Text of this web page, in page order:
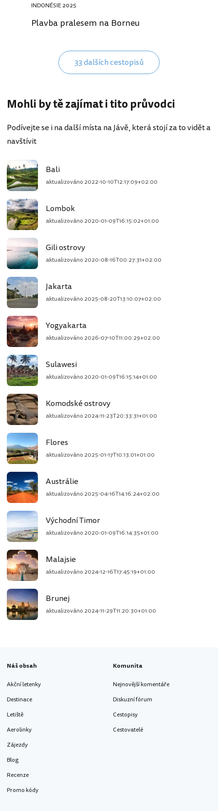
INDONÉSIE 2025
Plavba pralesem na Borneu
33 dalších cestopisů
Mohli by tě zajímat i tito průvodci
Podívejte se i na další místa na Jávě, která stojí za to vidět a
navštívit
Bali
aktualizováno 2022-10-10T12:17:09+02:00
Lombok
aktualizováno 2020-01-09T16:15:02+01:00
Gili ostrovy
aktualizováno 2020-08-16T00:27:31+02:00
Jakarta
aktualizováno 2025-08-20T13:10:07+02:00
Yogyakarta
aktualizováno 2026-07-10T11:00:29+02:00
Sulawesi
aktualizováno 2020-01-09T16:15:14+01:00
Komodské ostrovy
aktualizováno 2024-11-23T20:33:31+01:00
Flores
aktualizováno 2025-01-17T10:13:01+01:00
Austrálie
aktualizováno 2025-04-16T14:16:24+02:00
Východní Timor
aktualizováno 2020-01-09T16:14:35+01:00
Malajsie
aktualizováno 2024-12-16T17:45:19+01:00
Brunej
aktualizováno 2024-11-29T11:20:30+01:00
Náš obsah
Akční letenky
Destinace
Letiště
Aerolinky
Zájezdy
Blog
Recenze
Promo kódy
Komunita
Nejnovější komentáře
Diskuzní fórum
Cestopisy
Cestovatelé